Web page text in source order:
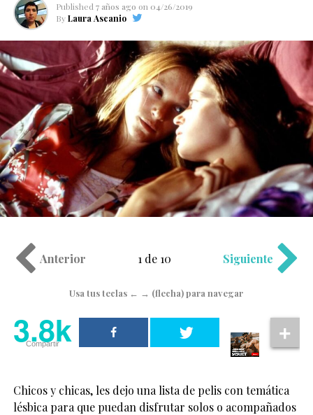
Published 7 años ago on 04/26/2019
By Laura Ascanio
Anterior 1 de 10 Siguiente
Usa tus teclas ← → (flecha) para navegar
3.8k
Compartir
Chicos y chicas, les dejo una lista de pelis con temática
lésbica para que puedan disfrutar solos o acompañados